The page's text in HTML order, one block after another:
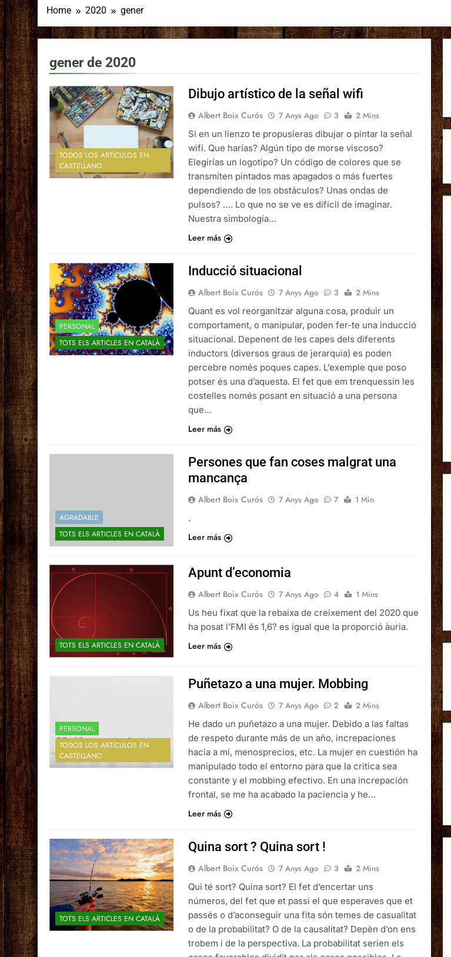
Home 2020 gener
gener de 2020
TODOS LOS ARTÍCULOS EN
CASTELLANO
Dibujo artístico de la señal wifi
Albert Boix Curós 7 Anys Ago 3
2 Mins
Si en un lienzo te propusieras dibujar o pintar la señal
wifi. Que harías? Algún tipo de morse viscoso?
Elegirías un logotipo? Un código de colores que se
transmiten pintados mas apagados o más fuertes
dependiendo de los obstáculos? Unas ondas de
pulsos? …. Lo que no se ve es difícil de imaginar.
Nuestra simbología…
Leer más
PERSONAL
TOTS ELS ARTICLES EN CATALÀ
Inducció situacional
Albert Boix Curós 7 Anys Ago 3
2 Mins
Quant es vol reorganitzar alguna cosa, produir un
comportament, o manipular, poden fer-te una inducció
situacional. Depenent de les capes dels diferents
inductors (diversos graus de jerarquia) es poden
percebre només poques capes. L’exemple que poso
potser és una d’aquesta. El fet que em trenquessin les
costelles només posant en situació a una persona
que…
Leer más
AGRADABLE
TOTS ELS ARTICLES EN CATALÀ
Persones que fan coses malgrat una
mancança
Albert Boix Curós 7 Anys Ago 7
1 Min
.
Leer más
TOTS ELS ARTICLES EN CATALÀ
Apunt d’economia
Albert Boix Curós 7 Anys Ago 4
1 Mins
Us heu fixat que la rebaixa de creixement del 2020 que
ha posat l’FMI és 1,6? es igual que la proporció àuria.
Leer más
PERSONAL
TODOS LOS ARTÍCULOS EN
CASTELLANO
Puñetazo a una mujer. Mobbing
Albert Boix Curós 7 Anys Ago 2
2 Mins
He dado un puñetazo a una mujer. Debido a las faltas
de respeto durante más de un año, increpaciones
hacia a mí, menosprecios, etc. La mujer en cuestión ha
manipulado todo el entorno para que la critica sea
constante y el mobbing efectivo. En una increpación
frontal, se me ha acabado la paciencia y he…
Leer más
TOTS ELS ARTICLES EN CATALÀ
Quina sort ? Quina sort !
Albert Boix Curós 7 Anys Ago 3
2 Mins
Qui té sort? Quina sort? El fet d’encertar uns
números, del fet que et passi el que esperaves que et
passés o d’aconseguir una fita són temes de casualitat
o de la probabilitat? O de la causalitat? Depèn d’on ens
trobem i de la perspectiva. La probabilitat serien els